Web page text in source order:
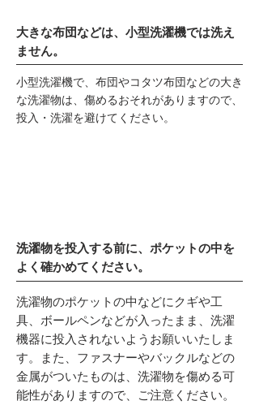
大きな布団などは、小型洗濯機では洗え
ません。
小型洗濯機で、布団やコタツ布団などの大き
な洗濯物は、傷めるおそれがありますので、
投入・洗濯を避けてください。
洗濯物を投入する前に、ポケットの中を
よく確かめてください。
洗濯物のポケットの中などにクギや工
具、ボールペンなどが入ったまま、洗濯
機器に投入されないようお願いいたしま
す。また、ファスナーやバックルなどの
金属がついたものは、洗濯物を傷める可
能性がありますので、ご注意ください。